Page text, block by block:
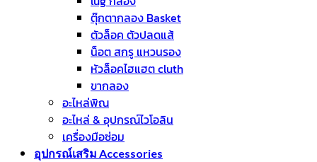
ตุ๊กตากลอง Basket
ตัวล็อค ตัวปลดแส้
น็อต สกรู แหวนรอง
หัวล็อคไฮแฮต cluth
ขากลอง
อะไหล่พิณ
อะไหล่ & อุปกรณ์ไวโอลิน
เครื่องมือซ่อม
อุปกรณ์เสริม Accessories